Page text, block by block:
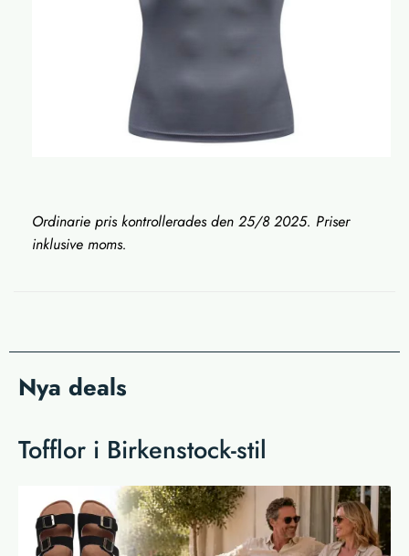
Ordinarie pris kontrollerades den 25/8 2025. Priser
inklusive moms.
Nya deals
Tofflor i Birkenstock-stil